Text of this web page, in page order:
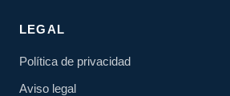
LEGAL
Política de privacidad
Aviso legal